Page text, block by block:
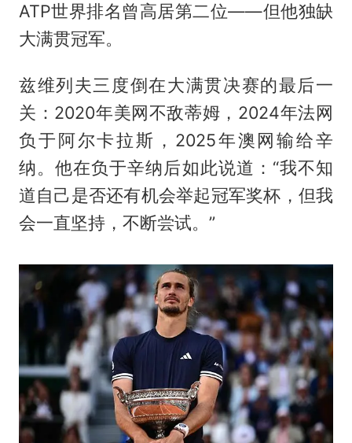
ATP世界排名曾高居第二位——但他独缺
大满贯冠军。
兹维列夫三度倒在大满贯决赛的最后一
关：2020年美网不敌蒂姆，2024年法网
负于阿尔卡拉斯，2025年澳网输给辛
纳。他在负于辛纳后如此说道：“我不知
道自己是否还有机会举起冠军奖杯，但我
会一直坚持，不断尝试。”